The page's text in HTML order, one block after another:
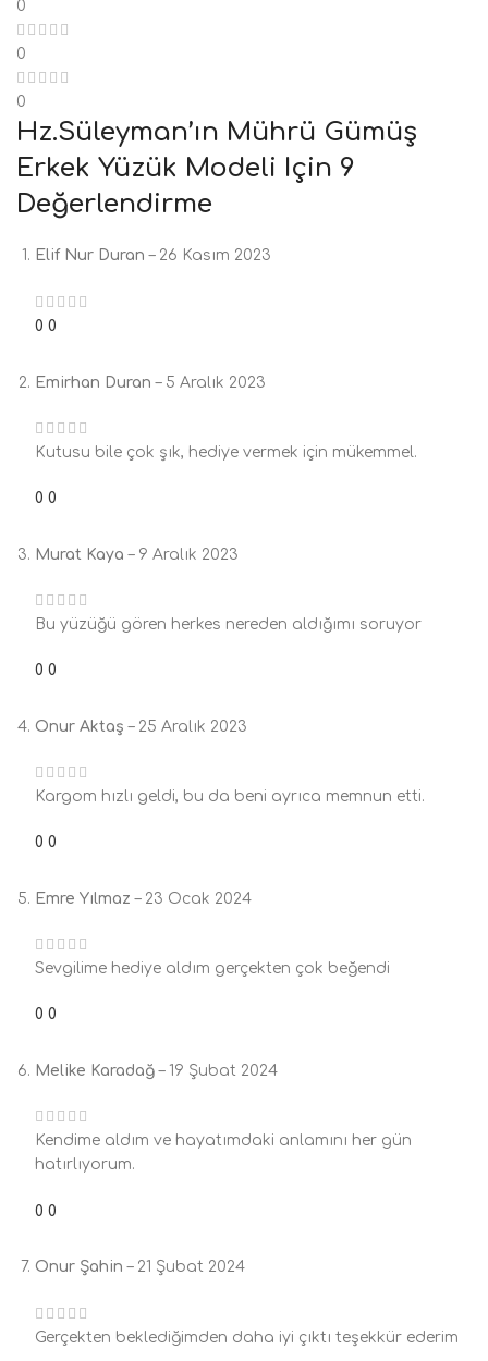
0
0
0
Hz.Süleyman’ın Mührü Gümüş
Erkek Yüzük Modeli Için 9
Değerlendirme
Elif Nur Duran– 26 Kasım 2023
0 0
Emirhan Duran– 5 Aralık 2023
Kutusu bile çok şık, hediye vermek için mükemmel.
0 0
Murat Kaya– 9 Aralık 2023
Bu yüzüğü gören herkes nereden aldığımı soruyor
0 0
Onur Aktaş– 25 Aralık 2023
Kargom hızlı geldi, bu da beni ayrıca memnun etti.
0 0
Emre Yılmaz– 23 Ocak 2024
Sevgilime hediye aldım gerçekten çok beğendi
0 0
Melike Karadağ– 19 Şubat 2024
Kendime aldım ve hayatımdaki anlamını her gün
hatırlıyorum.
0 0
Onur Şahin– 21 Şubat 2024
Gerçekten beklediğimden daha iyi çıktı teşekkür ederim